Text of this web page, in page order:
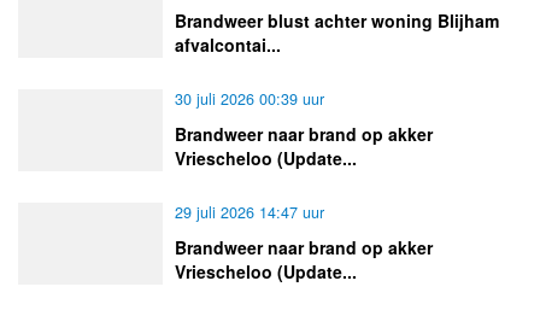
Brandweer blust achter woning Blijham
afvalcontai...
30 juli 2026 00:39 uur
Brandweer naar brand op akker
Vriescheloo (Update...
29 juli 2026 14:47 uur
Brandweer naar brand op akker
Vriescheloo (Update...